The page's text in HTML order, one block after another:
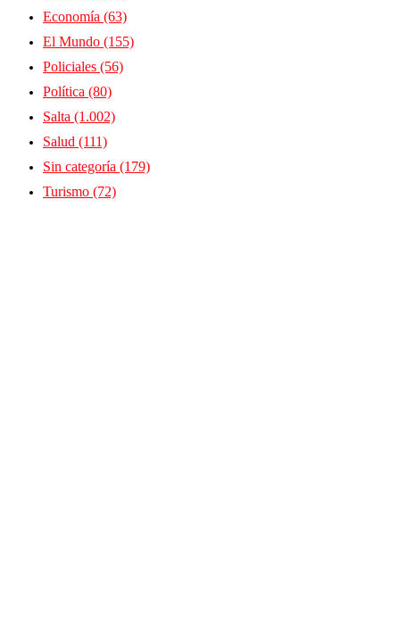
Economía (63)
El Mundo (155)
Policiales (56)
Política (80)
Salta (1.002)
Salud (111)
Sin categoría (179)
Turismo (72)